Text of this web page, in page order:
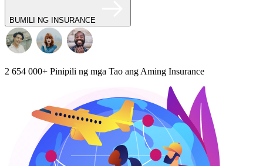
BUMILI NG INSURANCE
2 654 000+ Pinipili ng mga Tao ang Aming Insurance